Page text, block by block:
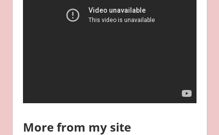
More from my site